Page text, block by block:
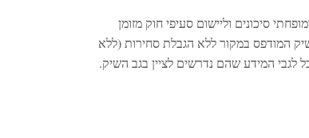
סיכונים וליישום סעיפי חוק מזומן
המודפס במקור ללא הגבלת סחירות (ללא
המידע שהם נדרשים לציין בגב השיק.